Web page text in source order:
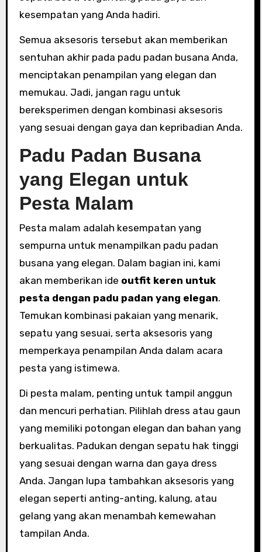
kesempatan yang Anda hadiri.
Semua aksesoris tersebut akan memberikan
sentuhan akhir pada padu padan busana Anda,
menciptakan penampilan yang elegan dan
memukau. Jadi, jangan ragu untuk
bereksperimen dengan kombinasi aksesoris
yang sesuai dengan gaya dan kepribadian Anda.
Padu Padan Busana
yang Elegan untuk
Pesta Malam
Pesta malam adalah kesempatan yang
sempurna untuk menampilkan padu padan
busana yang elegan. Dalam bagian ini, kami
akan memberikan ide outfit keren untuk
pesta dengan padu padan yang elegan.
Temukan kombinasi pakaian yang menarik,
sepatu yang sesuai, serta aksesoris yang
memperkaya penampilan Anda dalam acara
pesta yang istimewa.
Di pesta malam, penting untuk tampil anggun
dan mencuri perhatian. Pilihlah dress atau gaun
yang memiliki potongan elegan dan bahan yang
berkualitas. Padukan dengan sepatu hak tinggi
yang sesuai dengan warna dan gaya dress
Anda. Jangan lupa tambahkan aksesoris yang
elegan seperti anting-anting, kalung, atau
gelang yang akan menambah kemewahan
tampilan Anda.